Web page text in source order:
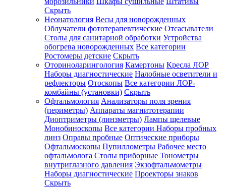
Отслеживание
статуса
заказа
Скрыть
Неонатология Весы для новорожденных
Облучатели фототерапевтические Отсасыватели
Столы для санитарной обработки Устройства
обогрева новорожденных Все категории
Ростомеры детские Скрыть
Оториноларингология Камертоны Кресла ЛОР
Наборы диагностические Налобные осветители и
рефлекторы Отоскопы Все категории ЛОР-
комбайны (установки) Скрыть
Офтальмология Анализаторы поля зрения
(периметры) Аппараты магнитотерапии
Диоптриметры (линзметры) Лампы щелевые
Монобиноскопы Все категории Наборы пробных
линз Оправы пробные Оптические приборы
Офтальмоскопы Пупиллометры Рабочее место
офтальмолога Столы приборные Тонометры
внутриглазного давления Экзофтальмометры
Наборы диагностические Проекторы знаков
Скрыть